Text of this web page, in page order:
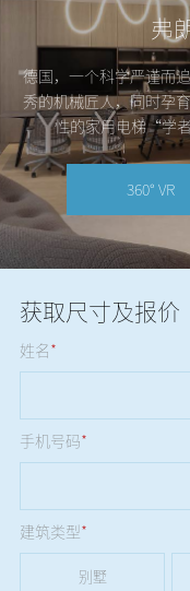
弗
德国，一个科学严谨而
秀的机械匠人，同时孕
性的家用电梯“学
360° VR
获取尺寸及报价
姓名*
手机号码*
建筑类型*
别墅